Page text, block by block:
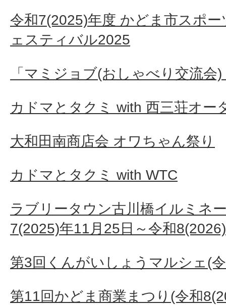
令和7(2025)年度 かどま市スポ
ェスティバル2025
「マミジョブ(おしゃべり交流会
カドマとタクミ with 西三荘オー
大和田南商店会 オワちゃん祭り
カドマとタクミ with WTC
ラブリータウン古川橋イルミネ
7(2025)年11月25日～令和
第3回くんがいしょうマルシェ(
第11回かどま商業まつり(令和